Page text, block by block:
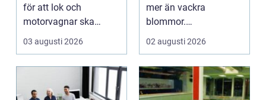
för att lok och
motorvagnar ska
kunna leverera pålitlig
drift d...
03 augusti 2026
mer än vackra
blommor.
trädgårdsdesign
förenar funktion, form
och ...
02 augusti 2026